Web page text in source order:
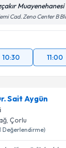
Muayenehanesi
Cad. Zeno Center B
10:30 11:00
Sait Aygün
, Çorlu
Değerlendirme)